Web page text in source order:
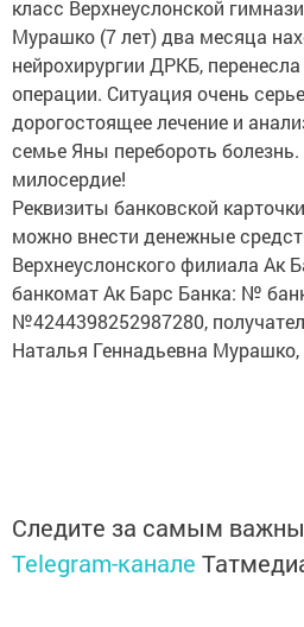
класс Верхнеуслонской
Мурашко (7 лет) два месяца
нейрохирургии ДРКБ,
операции. Ситуация очень
дорогостоящее лечение и
семье Яны перебороть
милосердие!
Реквизиты банковской
можно внести денежные
Верхнеуслонского филиала Ак
банкомат Ак Барс Банка: №
№4244398252987280,
Наталья Геннадьевна
Следите за самым
Telegram-канале